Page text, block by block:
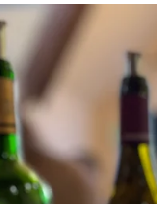
ださい。 〈ワインサロンの様子、世界のシャルド
ネ2025年7月〉 日程 ワインサロン 参加費（税
込） 2/14（土） 16:10~17:40 フルーツやチョコに
合わせるワイン 2月14日は、バレンタインデーで
ね。ワインにチョコは合わせにくいイメージです
が、甘いチョコとワインとのペアリングで、一緒
にバレンタインデーを祝いましょう。 そこで、ホ
ワイトチョコ、ミルクチョコ、ダークチョコ、そ
れぞれにあうワインをセレクトしました。また、
ホットワインもご用意して、ワインとフルーツ、
チョコとのペアリングを楽しみます。ワインは、
ホットワイン２種類、チョ